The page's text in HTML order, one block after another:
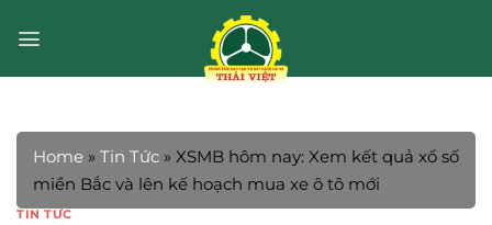
qua
Home » Tin Tức » XSMB hôm nay: Xem kết quả xổ số
miền Bắc và lên kế hoạch mua xe ô tô mới
TIN TỨC